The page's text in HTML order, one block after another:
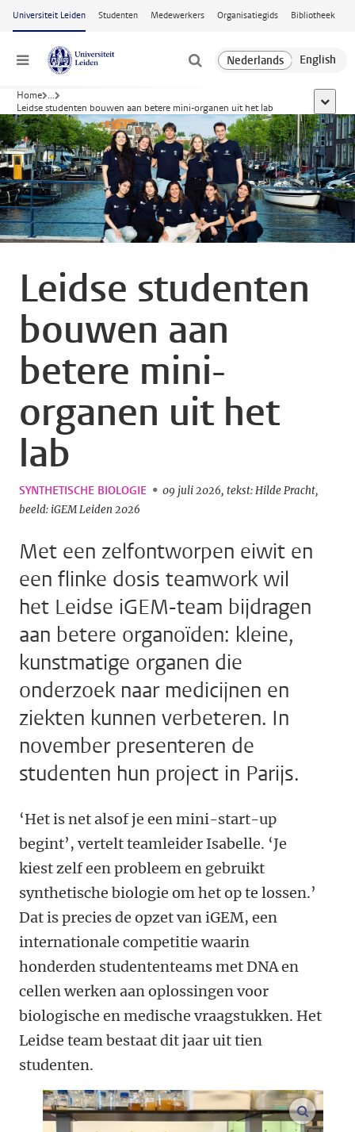
Ga naar hoofdinhoud
Universiteit Leiden Studenten Medewerkers Organisatiegids Bibliotheek
Menu
Home ...
Leidse studenten bouwen aan betere mini-organen uit het lab
toon
Leidse studenten
bouwen aan
betere mini-
organen uit het
lab
SYNTHETISCHE BIOLOGIE 09 juli 2026 tekst: Hilde Pracht
beeld: iGEM Leiden 2026
Met een zelfontworpen eiwit en
een flinke dosis teamwork wil
het Leidse iGEM-team bijdragen
aan betere organoïden: kleine,
kunstmatige organen die
onderzoek naar medicijnen en
ziekten kunnen verbeteren. In
november presenteren de
studenten hun project in Parijs.
‘Het is net alsof je een mini-start-up
begint’, vertelt teamleider Isabelle. ‘Je
kiest zelf een probleem en gebruikt
synthetische biologie om het op te lossen.’
Dat is precies de opzet van iGEM, een
internationale competitie waarin
honderden studententeams met DNA en
cellen werken aan oplossingen voor
biologische en medische vraagstukken. Het
Leidse team bestaat dit jaar uit tien
studenten.